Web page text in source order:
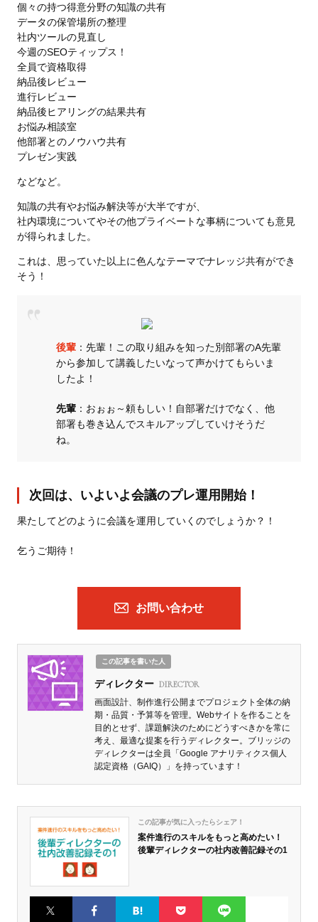
個々の持つ得意分野の知識の共有
データの保管場所の整理
社内ツールの見直し
今週のSEOティップス！
全員で資格取得
納品後レビュー
進行レビュー
納品後ヒアリングの結果共有
お悩み相談室
他部署とのノウハウ共有
プレゼン実践
などなど。
知識の共有やお悩み解決等が大半ですが、
社内環境についてやその他プライベートな事柄についても意見
が得られました。
これは、思っていた以上に色んなテーマでナレッジ共有ができ
そう！
後輩：先輩！この取り組みを知った別部署のA先輩
から参加して講義したいなって声かけてもらいま
したよ！
先輩：おぉぉ～頼もしい！自部署だけでなく、他
部署も巻き込んでスキルアップしていけそうだ
ね。
次回は、いよいよ会議のプレ運用開始！
果たしてどのように会議を運用していくのでしょうか？！
乞うご期待！
お問い合わせ
この記事を書いた人
ディレクター DIRECTOR
画面設計、制作進行公開までプロジェクト全体の納
期・品質・予算等を管理。Webサイトを作ることを
目的とせず、課題解決のためにどうすべきかを常に
考え、最適な提案を行うディレクター。ブリッジの
ディレクターは全員「Google アナリティクス個人
認定資格（GAIQ）」を持っています！
この記事が気に入ったらシェア！
案件進行のスキルをもっと高めたい！
後輩ディレクターの社内改善記録その1